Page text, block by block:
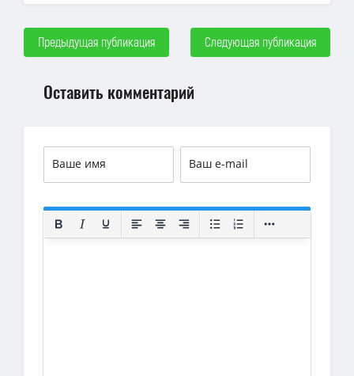
Предыдущая публикация Следующая публикация
Оставить комментарий